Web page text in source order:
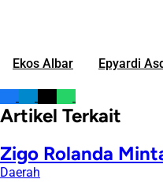
Ekos Albar Epyardi
Artikel Terkait
Zigo Rolanda
Daerah